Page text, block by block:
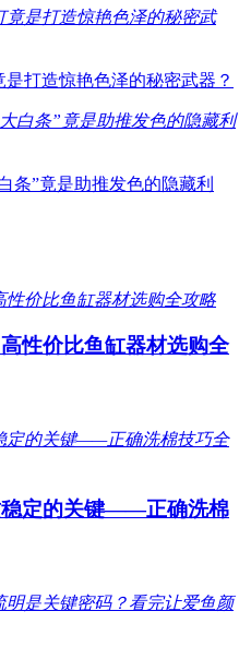
打造惊艳色泽的秘密武器？
条”竟是助推发色的隐藏利
性价比鱼缸器材选购全
稳定的关键——正确洗棉